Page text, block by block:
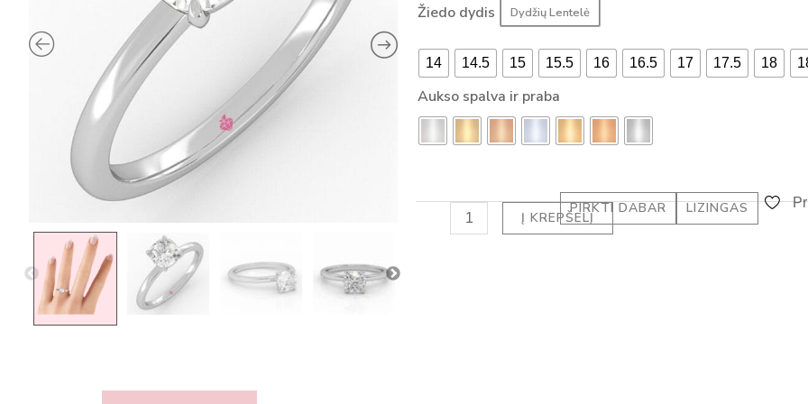
a
l
Žiedo dydis Dydžių Lentelė
14 14.5 15 15.5 16 16.5 17 17.5 18
Aukso spalva ir praba
ŽIEDAS
DEIMANTU
CUSHION
(0.30
ct)
Į KREPŠELĮ
PIRKTI DABAR LIZINGAS